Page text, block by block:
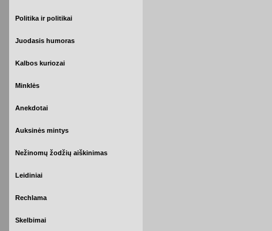
Politika ir politikai
Juodasis humoras
Kalbos kuriozai
Minklės
Anekdotai
Auksinės mintys
Nežinomų žodžių aiškinimas
Leidiniai
Rechlama
Skelbimai